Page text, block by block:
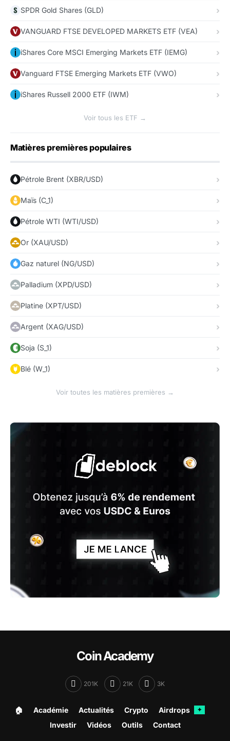
SPDR Gold Shares (GLD)
VANGUARD FTSE DEVELOPED MARKETS ETF (VEA)
iShares Core MSCI Emerging Markets ETF (IEMG)
Vanguard FTSE Emerging Markets ETF (VWO)
iShares Russell 2000 ETF (IWM)
Voir tous les ETF →
Matières premières populaires
Pétrole Brent (XBR/USD)
Maïs (C_1)
Pétrole WTI (WTI/USD)
Or (XAU/USD)
Gaz naturel (NG/USD)
Palladium (XPD/USD)
Platine (XPT/USD)
Argent (XAG/USD)
Soja (S_1)
Blé (W_1)
Voir toutes les matières premières →
Coin Academy
201K 21K 3K
🏠︎ Académie Actualités Crypto Airdrops ✦
Investir Vidéos Outils Contact